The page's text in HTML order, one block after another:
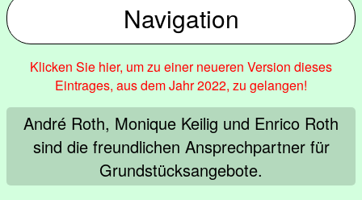
Navigation
Klicken Sie hier, um zu einer neueren Version dieses
Eintrages, aus dem Jahr 2022, zu gelangen!
André Roth, Monique Keilig und Enrico Roth
sind die freundlichen Ansprechpartner für
Grundstücksangebote.